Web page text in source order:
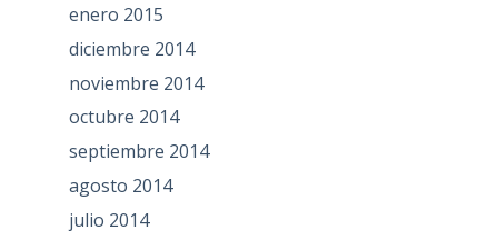
enero 2015
diciembre 2014
noviembre 2014
octubre 2014
septiembre 2014
agosto 2014
julio 2014